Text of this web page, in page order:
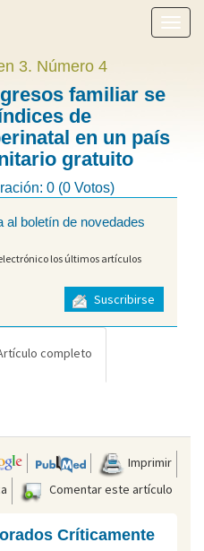
menú
3. Número 4
familiar se
de
en un país
gratuito
0 (0 Votos)
al boletín de novedades
los últimos artículos
Suscribirse
completo
Imprimir
Comentar este artículo
Críticamente